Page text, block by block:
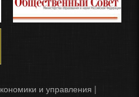
и управления |